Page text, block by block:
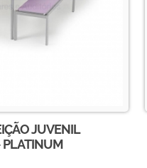
JUVENIL
PLATINUM